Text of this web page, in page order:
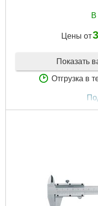
В
Цены от
Показать
Отгрузка в